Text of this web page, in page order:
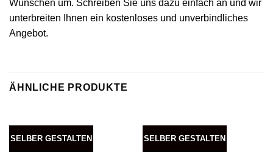
Wünschen um. Schreiben Sie uns dazu einfach an und wir
unterbreiten Ihnen ein kostenloses und unverbindliches
Angebot.
ÄHNLICHE PRODUKTE
SELBER GESTALTEN SELBER GESTALTEN